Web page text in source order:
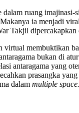
dalam ruang
ia menjadi
Takjil dipercakapkan
virtual membuktikan
bukan di atur
antaragama yang
prasangka
dalam multiple space.